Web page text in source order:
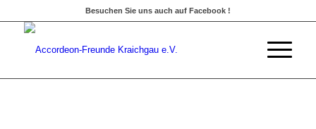
Besuchen Sie uns auch auf Facebook !